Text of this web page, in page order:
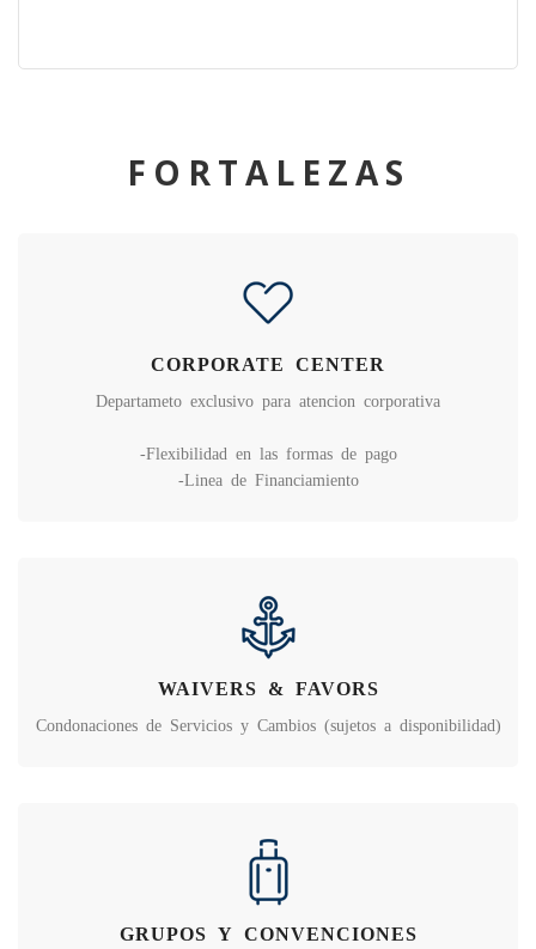
FORTALEZAS
CORPORATE CENTER
Departameto exclusivo para atencion corporativa
-Flexibilidad en las formas de pago
-Linea de Financiamiento
WAIVERS & FAVORS
Condonaciones de Servicios y Cambios (sujetos a disponibilidad)
GRUPOS Y CONVENCIONES